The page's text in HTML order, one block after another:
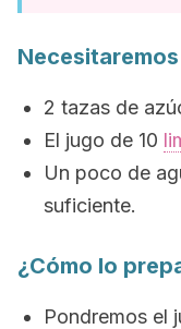
Necesitaremos
2 tazas de
El jugo de 10
Un poco de
suficiente.
¿Cómo lo
Pondremos el